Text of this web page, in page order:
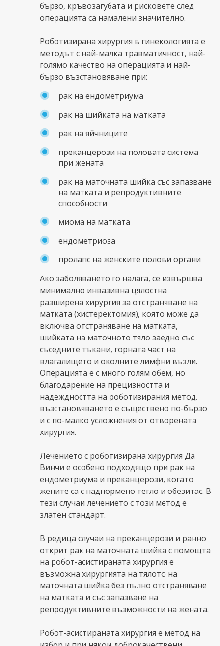
бързо, кръвозагубата и рисковете след
операцията са намалени значително.
Роботизирана хирургия в гинекологията е
методът с най-малка травматичност, най-
голямо качество на операцията и най-
бързо възстановяване при:
рак на ендометриума
рак на шийката на матката
рак на яйчниците
преканцерози на половата система
при жената
рак на маточната шийка със запазване
на матката и репродуктивните
способности
миома на матката
ендометриоза
пролапс на женските полови органи
Ако заболяването го налага, се извършва
минимално инвазивна цялостна
разширена хирургия за отстраняване на
матката (хистеректомия), която може да
включва отстраняване на матката,
шийката на маточното тяло заедно със
съседните тъкани, горната част на
влагалището и околните лимфни възли.
Операцията е с много голям обем, но
благодарение на прецизността и
надеждността на роботизирания метод,
възстановяването е съществено по-бързо
и с по-малко усложнения от отворената
хирургия.
Лечението с роботизирана хирургия Да
Винчи е особено подходящо при рак на
ендометриума и преканцерози, когато
жените са с наднормено тегло и обезитас. В
тези случаи лечението с този метод е
златен стандарт.
В редица случаи на преканцерози и ранно
открит рак на маточната шийка с помощта
на робот-асистираната хирургия е
възможна хирургията на тялото на
маточната шийка без пълно отстраняване
на матката и със запазване на
репродуктивните възможности на жената.
Робот-асистираната хирургия е метод на